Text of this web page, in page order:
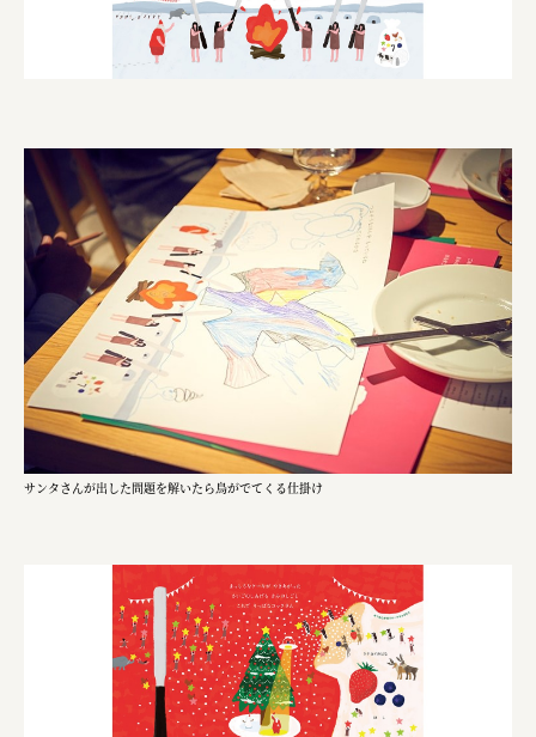
福島県商工会連合会
京セラ株式会社
土佐しらす食堂二万匹
オーナークライアント 日南市／設計・施工 株式会社乃
株式会社美らイチゴ
amirisu株式会社
SPACE COTAN株式会社 / 大樹町役場企画商工課航空宇
クワトロ Quattro
株式会社オレンジページ​
フジ物産株式会社
野村不動産ビルディング株式会社
大堀相馬焼陶吉郎窯
株式会社ゼロワンブースター
サンタさんが出した問題を解いたら鳥がでてくる仕掛け